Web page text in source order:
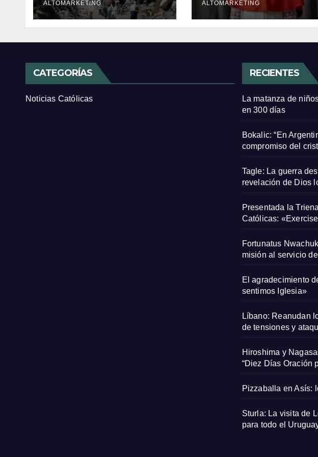
ALTOMARKETING
cristiano”
ALTOMARKETING
CATEGORÍAS
Noticias Católicas
RECIENTES
La matanza de
en 300 días
Bokalic: “En
compromiso del
Tagle: La guerra
revelación de Dios
Presentada la
Católicas:
Fortunatus
misión al servicio
El agradecimiento
sentimos Iglesia»
Líbano: Reanudan
de tensiones y
Hiroshima y
“Diez Días Oración
Pizzaballa en Asís:
Sturla: La visita de
para todo el